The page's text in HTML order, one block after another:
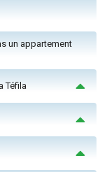
un appartement
Téfila